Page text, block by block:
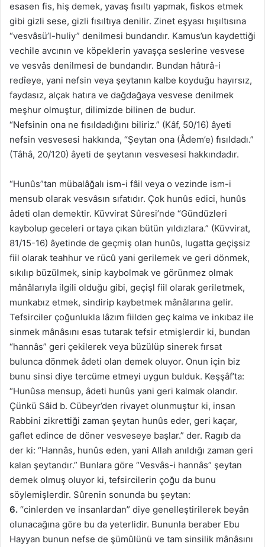
esasen fis, hiş demek, yavaş fısıltı yapmak, fiskos etmek
gibi gizli sese, gizli fısıltıya denilir. Zinet eşyası hışıltısına
“vesvâsü’l-huliy” denilmesi bundandır. Kamus’un kaydettiği
vechile avcının ve köpeklerin yavaşça seslerine vesvese
ve vesvâs denilmesi de bundandır. Bundan hâtırâ-i
redîeye, yani nefsin veya şeytanın kalbe koyduğu hayırsız,
faydasız, alçak hatıra ve dağdağaya vesvese denilmek
meşhur olmuştur, dilimizde bilinen de budur.
“Nefsinin ona ne fısıldadığını biliriz.” (Kâf, 50/16) âyeti
nefsin vesvesesi hakkında, “Şeytan ona (Âdem’e) fısıldadı.”
(Tâhâ, 20/120) âyeti de şeytanın vesvesesi hakkındadır.
“Hunûs”tan mübalâğalı ism-i fâil veya o vezinde ism-i
mensub olarak vesvâsın sıfatıdır. Çok hunûs edici, hunûs
âdeti olan demektir. Küvvirat Sûresi’nde “Gündüzleri
kaybolup geceleri ortaya çıkan bütün yıldızlara.” (Küvvirat,
81/15-16) âyetinde de geçmiş olan hunûs, lugatta geçişsiz
fiil olarak teahhur ve rücû yani gerilemek ve geri dönmek,
sıkılıp büzülmek, sinip kaybolmak ve görünmez olmak
mânâlarıyla ilgili olduğu gibi, geçişl fiil olarak geriletmek,
munkabız etmek, sindirip kaybetmek mânâlarına gelir.
Tefsirciler çoğunlukla lâzım fiilden geç kalma ve inkıbaz ile
sinmek mânâsını esas tutarak tefsir etmişlerdir ki, bundan
“hannâs” geri çekilerek veya büzülüp sinerek fırsat
bulunca dönmek âdeti olan demek oluyor. Onun için biz
bunu sinsi diye tercüme etmeyi uygun bulduk. Keşşâf’ta:
“Hunûsa mensup, âdeti hunûs yani geri kalmak olandır.
Çünkü Sâid b. Cübeyr’den rivayet olunmuştur ki, insan
Rabbini zikrettiği zaman şeytan hunûs eder, geri kaçar,
gaflet edince de döner vesveseye başlar.” der. Ragıb da
der ki: “Hannâs, hunûs eden, yani Allah anıldığı zaman geri
kalan şeytandır.” Bunlara göre “Vesvâs-i hannâs” şeytan
demek olmuş oluyor ki, tefsircilerin çoğu da bunu
söylemişlerdir. Sûrenin sonunda bu şeytan:
6. “cinlerden ve insanlardan” diye genelleştirilerek beyân
olunacağına göre bu da yeterlidir. Bununla beraber Ebu
Hayyan bunun nefse de şümûlünü ve tam sinsilik mânâsını